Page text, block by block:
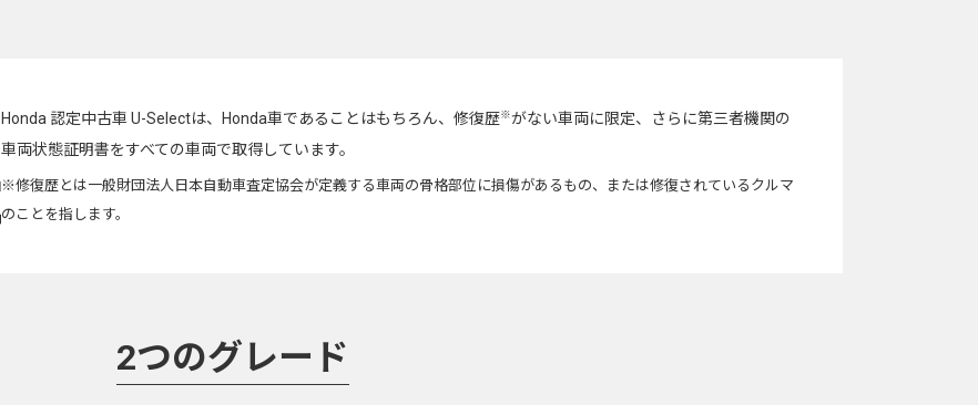
Honda 認定中古車 U-Selectは、Honda車であることはもちろん、修復歴※がない車両に限定、さらに第三者機関の
車両状態証明書をすべての車両で取得しています。
※修復歴とは一般財団法人日本自動車査定協会が定義する車両の骨格部位に損傷があるもの、または修復されているクルマ
のことを指します。
2つのグレード